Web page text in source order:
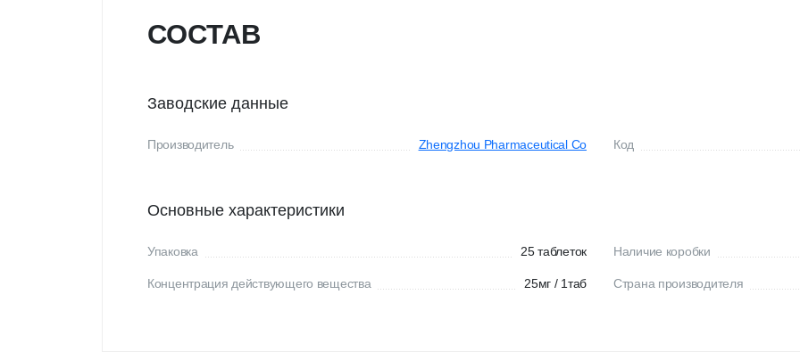
СОСТАВ
Заводские данные
Производитель Zhengzhou Pharmaceutical Co Код
Основные характеристики
Упаковка 25 таблеток
Концентрация действующего вещества 25мг / 1таб
Наличие коробки
Страна производителя